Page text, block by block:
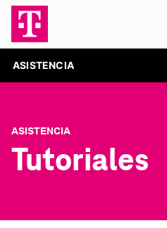
ASISTENCIA
ASISTENCIA
Tutoriales